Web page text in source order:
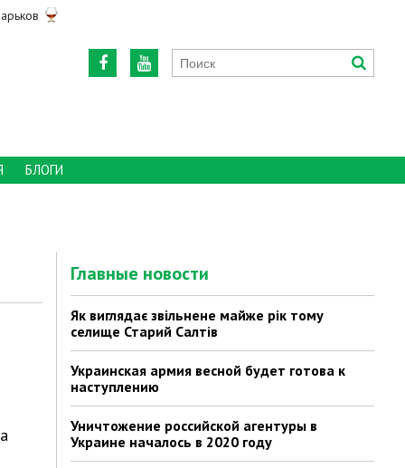
БЛОГИ
Главные новости
Як виглядає звільнене майже рік тому
селище Старий Салтів
Украинская армия весной будет готова к
наступлению
Уничтожение российской агентуры в
Украине началось в 2020 году